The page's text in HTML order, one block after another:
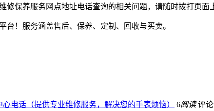
修保养服务网点地址电话查询的相关问题，请随时拨打页面
心电话（提供专业维修服务，解决您的手表烦恼） 6阅读 评